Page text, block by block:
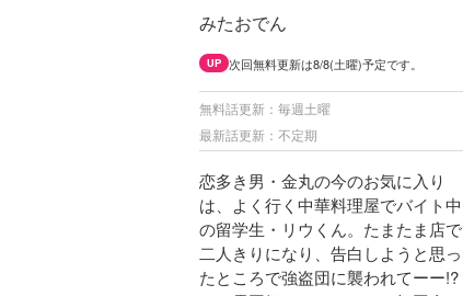
みたおでん
UP 次回無料更新は8/8(土曜)予定です。
無料話更新：毎週土曜
最新話更新：不定期
恋多き男・金丸の今のお気に入り
は、よく行く中華料理屋でバイト中
の留学生・リウくん。たまたま店で
二人きりになり、告白しようと思っ
たところで強盗団に襲われてーー!?